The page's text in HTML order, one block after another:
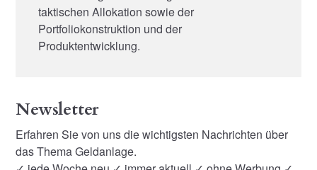
taktischen Allokation sowie der
Portfoliokonstruktion und der
Produktentwicklung.
Newsletter
Erfahren Sie von uns die wichtigsten Nachrichten über
das Thema Geldanlage.